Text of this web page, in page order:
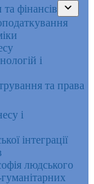
фінансів
і
та права
і
інтеграції
людського